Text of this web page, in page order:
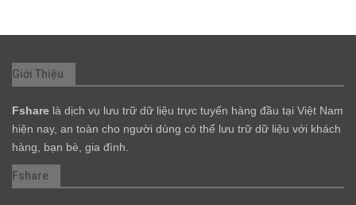
Giới Thiệu
Fshare là dịch vụ lưu trữ dữ liệu trực tuyến hàng đầu tại Việt Nam
hiện nay, an toàn cho người dùng có thể lưu trữ dữ liệu với khách
hàng, bạn bè, gia đình.
Fshare